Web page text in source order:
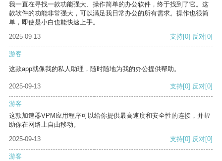
我一直在寻找一款功能强大、操作简单的办公软件，终于找到了它。这
款软件的功能非常强大，可以满足我日常办公的所有需求。操作也很简
单，即使是小白也能快速上手。
2025-09-13
支持[0] 反对[0]
游客
这款app就像我的私人助理，随时随地为我的办公提供帮助。
2025-09-13 支持[0] 反对[0]
游客
这款加速器VPM应用程序可以给你提供最高速度和安全性的连接，并帮
助你在网络上自由移动。
2025-09-13
支持[0] 反对[0]
游客